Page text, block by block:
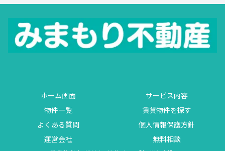
ホーム画面
サービス内容
物件一覧
賃貸物件を探す
よくある質問
個人情報保護方針
運営会社
無料相談